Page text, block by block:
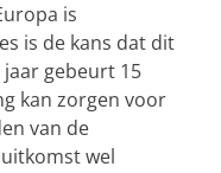
is
is de kans dat dit
gebeurt 15
kan zorgen voor
van de
wel